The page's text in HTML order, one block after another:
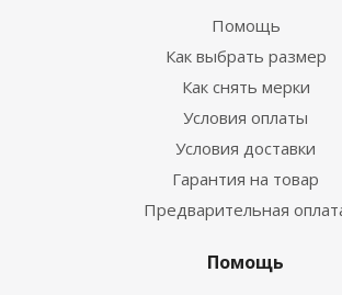
водных видов спорта
Помощь
Как выбрать размер
Как снять мерки
Условия оплаты
Условия доставки
Гарантия на товар
Предварительная
Помощь